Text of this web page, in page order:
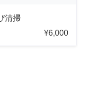
清掃
¥6,000